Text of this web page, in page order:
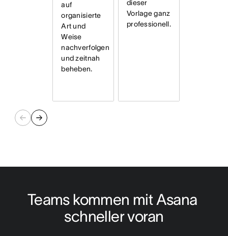
auf
organisierte
Art und
Weise
nachverfolgen
und zeitnah
beheben.
dieser
Vorlage ganz
professionell.
Teams kommen mit Asana
schneller voran